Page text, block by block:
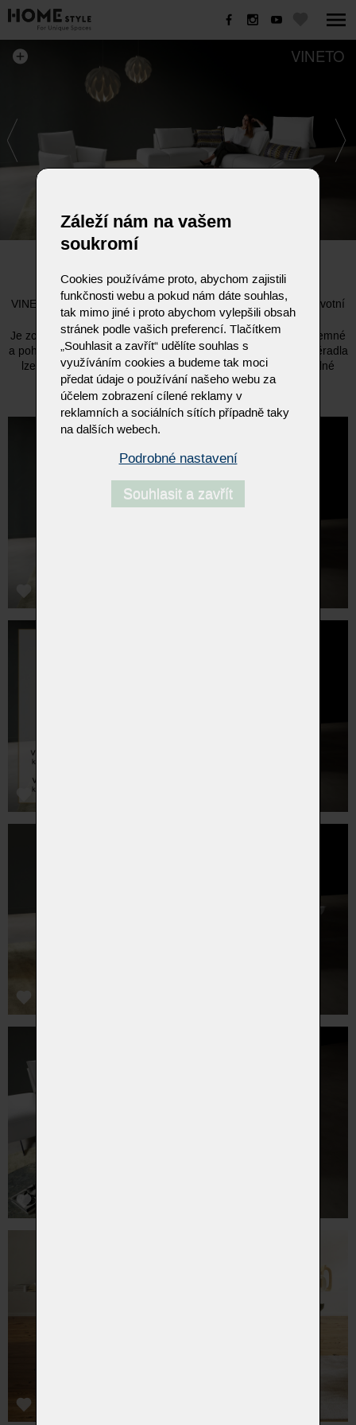
VINETO
VINETO
VINETO nabízí prostor pro emoce, klid a relaxaci, požitek a životní
styl.
Je zcela individuální a proměnlivé. Krychlové sedáky jsou příjemné
a pohodlné a jistě oceníte i plynule nastavitelné područky. Opěradla
lze jednoduše otočit nahoru a pohovky se promění v pohodlné
křeslo s vysokým opěradlem.
Záleží nám na vašem
soukromí
Cookies používáme proto, abychom zajistili
funkčnosti webu a pokud nám dáte souhlas,
tak mimo jiné i proto abychom vylepšili obsah
stránek podle vašich preferencí. Tlačítkem
„Souhlasit a zavřít“ udělíte souhlas s
využíváním cookies a budeme tak moci
předat údaje o používání našeho webu za
účelem zobrazení cílené reklamy v
reklamních a sociálních sítích případně taky
na dalších webech.
Podrobné nastavení
Souhlasit a zavřít